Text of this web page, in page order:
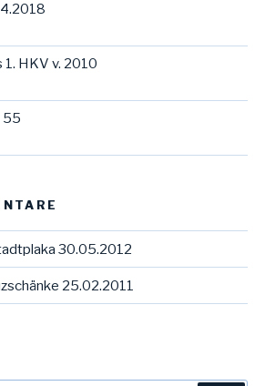
HKV v. 2010
55
30.05.2012
25.02.2011